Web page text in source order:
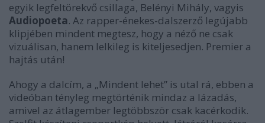
egyik legfeltörekvő csillaga, Belényi Mihály, vagyis
Audiopoeta. Az rapper-énekes-dalszerző legújabb
klipjében mindent megtesz, hogy a néző ne csak
vizuálisan, hanem lelkileg is kiteljesedjen. Premier a
hajtás után!
Ahogy a dalcím, a „Mindent lehet” is utal rá, ebben a
videóban tényleg megtörténik mindaz a lázadás,
amivel az átlagember legtöbbször csak kacérkodik.